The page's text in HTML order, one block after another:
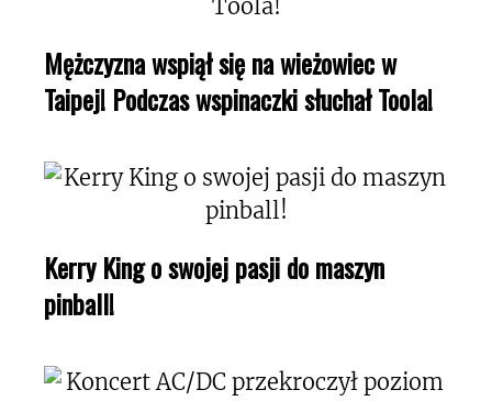
Mężczyzna wspiął się na wieżowiec w
Taipej! Podczas wspinaczki słuchał Toola!
Kerry King o swojej pasji do maszyn
pinball!